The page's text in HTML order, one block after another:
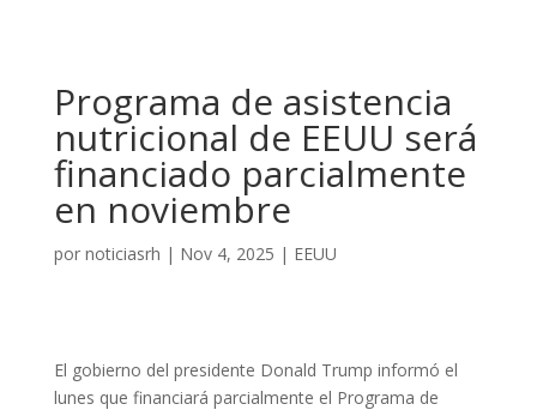
Programa de asistencia
nutricional de EEUU será
financiado parcialmente
en noviembre
por noticiasrh | Nov 4, 2025 | EEUU
El gobierno del presidente Donald Trump informó el
lunes que financiará parcialmente el Programa de